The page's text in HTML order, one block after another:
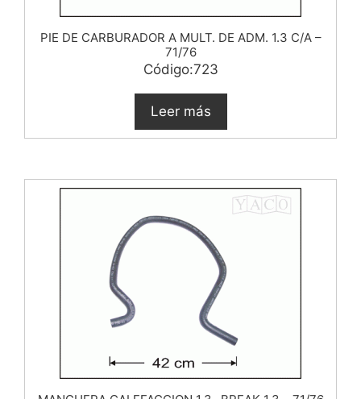
PIE DE CARBURADOR A MULT. DE ADM. 1.3 C/A –
71/76
Código:723
Leer más